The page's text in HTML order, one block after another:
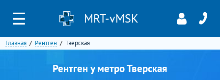
☰ MRT-vMSK
Главная Рентген Тверская
Рентген у метро Тверская